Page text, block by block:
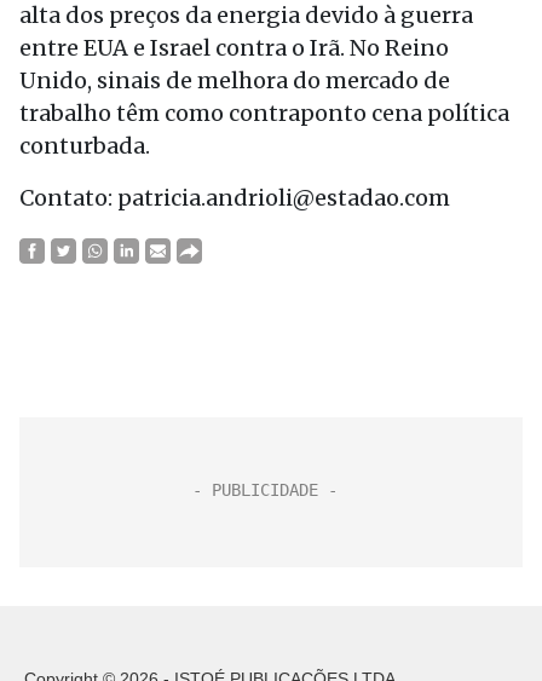
alta dos preços da energia devido à guerra
entre EUA e Israel contra o Irã. No Reino
Unido, sinais de melhora do mercado de
trabalho têm como contraponto cena política
conturbada.
Contato: patricia.andrioli@estadao.com